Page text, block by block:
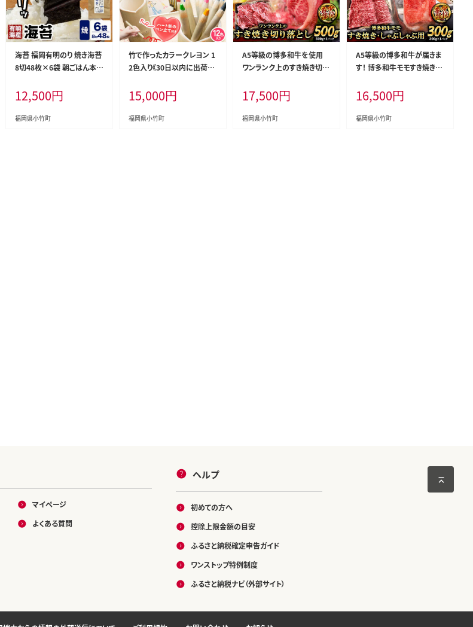
海苔 福岡有明のり 焼き海苔
8切48枚×6袋 朝ごはん本舗
祝除く)》福岡県 鞍手郡 小竹
町 小分け 焼き 有明海産 九
州---sc_anykn_90d_24_1
12,500円
福岡県小竹町
竹で作ったカラークレヨン 1
2色入り《30日以内に出荷予
町 送料無料 青空実験工房
手作り 色鉛筆 クレパス 文房
具 塗り絵 お絵描き 画材---sc
15,000円
福岡県小竹町
A5等級の博多和牛を使用
ワンランク上のすき焼き切り
荷予定(土日祝除く)》博多和
牛 小竹町 肉の筑前屋 牛肉
切り落とし すき焼き---sc_fck
17,500円
福岡県小竹町
A5等級の博多和牛が届きま
す！ 博多和牛モモすき焼きし
内に出荷予定(土日祝除く)》
博多和牛 小竹町 肉の筑前
屋 牛肉 モモ しゃぶしゃぶ---
16,500円
福岡県小竹町
マイページ
よくある質問
ヘルプ
初めての方へ
控除上限金額の目安
ふるさと納税確定申告ガイド
ワンストップ特例制度
ふるさと納税ナビ（外部サイト）